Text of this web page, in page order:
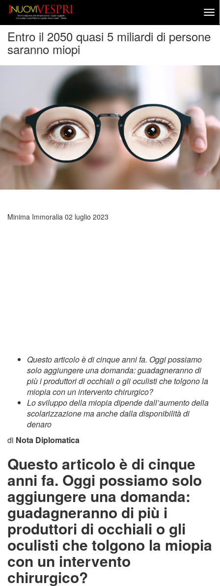
Entro il 2050 quasi 5 miliardi di persone
saranno miopi
Minima Immoralia 02 luglio 2023
Questo articolo è di cinque anni fa. Oggi possiamo
solo aggiungere una domanda: guadagneranno di
più i produttori di occhiali o gli oculisti che tolgono la
miopia con un intervento chirurgico?
Lo sviluppo della miopia dipende dall’aumento della
scolarizzazione ma anche dalla disponibilità di
denaro
di Nota Diplomatica
Questo articolo è di cinque
anni fa. Oggi possiamo solo
aggiungere una domanda:
guadagneranno di più i
produttori di occhiali o gli
oculisti che tolgono la miopia
con un intervento
chirurgico?